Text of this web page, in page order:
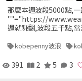
那麼本週波段5000點,
""="https://
週就賺翻,波段五千點,
kobepenny波浪
391 2 5 3